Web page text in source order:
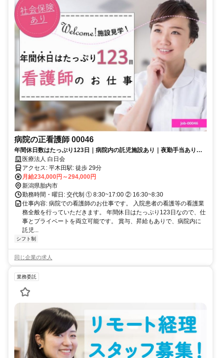
病院の正看護師 00046
年間休日数はたっぷり123日｜病院内の託児施設あり｜夜勤手当あり｜
昇給賞与あり｜社会保険完備
医療法人 白日会
アクセス: 平木田駅: 徒歩 29分
月給234,000円～294,000円
新潟県胎内市
勤務時間・曜日: 交代制 ① 8:30~17:00 ② 16:30~8:30
仕事内容: 病院での看護師のお仕事です。 入院患者の看護等の看護業
務全般を行っていただきます。 年間休日はたっぷり123日なので、仕
事とプライベートを両立可能です。 賞与、昇給もありで、病院内に
託児...
シフト制
同じ企業の求人
業務委託